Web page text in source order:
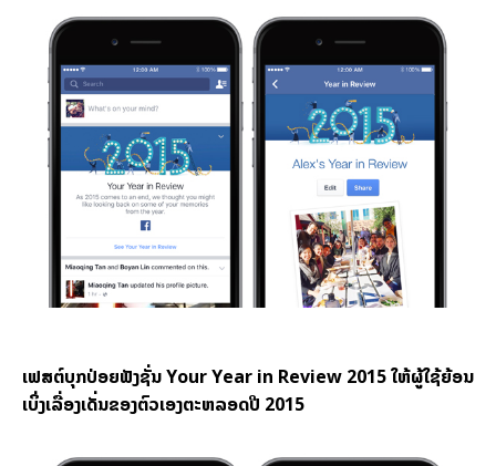
ເຟ​ສຕ໌ບຸກ​ປ່ອຍ​ຟັງຊັ່ນYour Year in Review 2015ໃຫ້​ຜູ້​ໃຊ້​ຍ້ອນ​
ເບິ່ງ​ເລື່ອງ​ເດັ່ນ​ຂອງ​ຕົວ​ເອງ​ຕະຫລອດ​ປີ 2015